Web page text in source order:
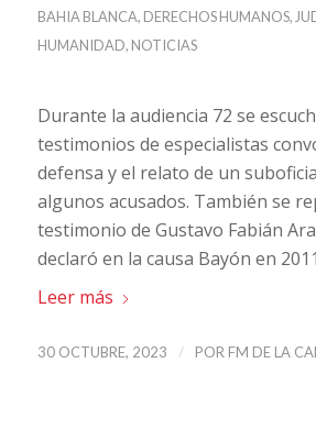
BAHIA BLANCA, DERECHOS HUMANOS,
HUMANIDAD, NOTICIAS
Durante la audiencia 72 se
testimonios de especialistas
defensa y el relato de un
algunos acusados. También se
testimonio de Gustavo Fabián
declaró en la causa Bayón en
Leer más
30 OCTUBRE, 2023 / POR FM DE LA